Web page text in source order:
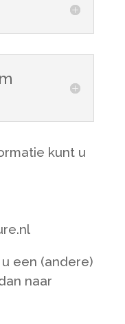
kunt u
een (andere)
naar